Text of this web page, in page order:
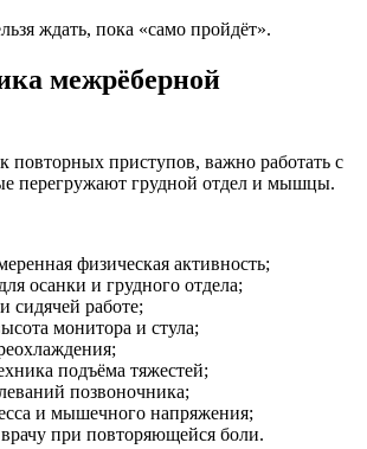
ждать, пока «само пройдёт».
межрёберной
повторных приступов, важно работать с
перегружают грудной отдел и мышцы.
физическая активность;
осанки и грудного отдела;
сидячей работе;
монитора и стула;
подъёма тяжестей;
позвоночника;
и мышечного напряжения;
при повторяющейся боли.